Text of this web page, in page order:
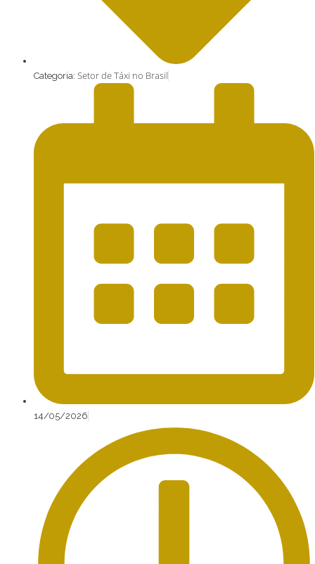
Categoria: Setor de Táxi no Brasil
14/05/2026